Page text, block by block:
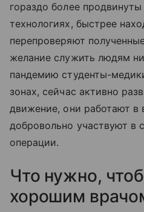
гораздо более
технологиях, быстрее
перепроверяют
желание служить людям
пандемию студенты-
зонах, сейчас активно
движение, они работают в
добровольно участвуют в
операции.
Что нужно,
хорошим